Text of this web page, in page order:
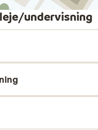
noch dazu
oder
vor uns Jugendliche
undervisning